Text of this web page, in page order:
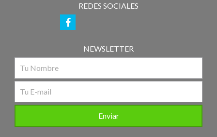
REDES SOCIALES
NEWSLETTER